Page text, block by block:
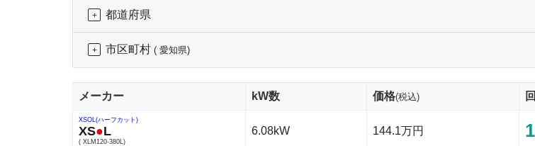
都道府県
市区町村 ( 愛知県)
メーカー kW数 価格(税込)
XSOL(ハーフカット)
XS●L
( XLM120-380L)
6.08kW 144.1万円